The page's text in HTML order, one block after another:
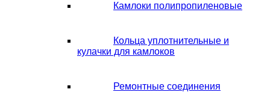
Камлоки полипропиленовые
Кольца уплотнительные и
кулачки для камлоков
Ремонтные соединения